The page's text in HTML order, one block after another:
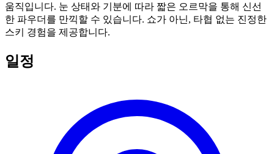
움직입니다. 눈 상태와 기분에 따라 짧은 오르막을 통해 신선
한 파우더를 만끽할 수 있습니다. 쇼가 아닌, 타협 없는 진정한
스키 경험을 제공합니다.
일정